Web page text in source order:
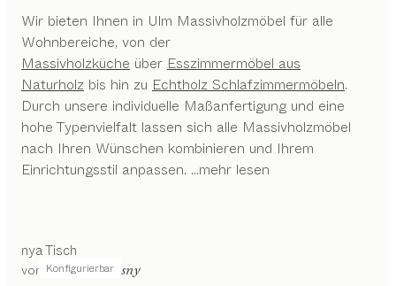
Wir bieten Ihnen in Ulm Massivholzmöbel für alle
Wohnbereiche, von der
Massivholzküche über Esszimmermöbel aus
Naturholz bis hin zu Echtholz Schlafzimmermöbeln.
Durch unsere individuelle Maßanfertigung und eine
hohe Typenvielfalt lassen sich alle Massivholzmöbel
nach Ihren Wünschen kombinieren und Ihrem
Einrichtungsstil anpassen. ...mehr lesen
Konfigurierbar
nyaTisch
von Stephanie Jasny